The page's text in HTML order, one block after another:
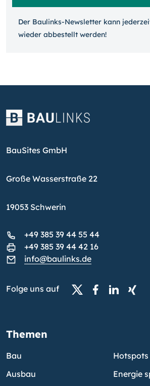
Der Baulinks-Newsletter kann
wieder ab­bestellt werden!
BauSites GmbH
Große Wasserstraße 22
19053 Schwerin
+49 385 39 44 55 44
+49 385 39 44 42 16
info@baulinks.de
Folge uns auf
Themen
Bau
Ausbau
Hotspots
Energie